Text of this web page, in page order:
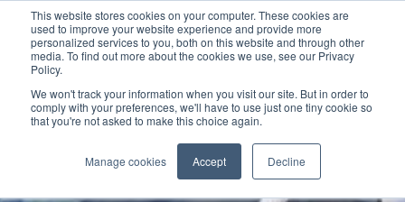
This website stores cookies on your computer. These cookies are
used to improve your website experience and provide more
personalized services to you, both on this website and through other
media. To find out more about the cookies we use, see our Privacy
Policy.
We won't track your information when you visit our site. But in order to
comply with your preferences, we'll have to use just one tiny cookie so
that you're not asked to make this choice again.
Manage cookies Accept Decline